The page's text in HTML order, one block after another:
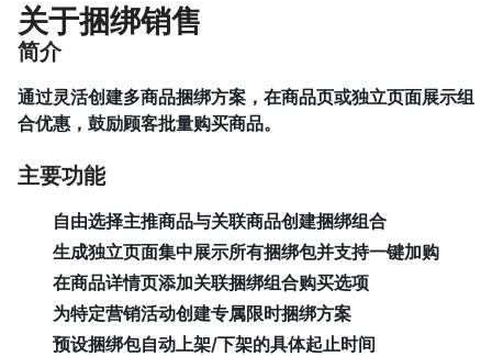
关于捆绑销售
简介
通过灵活创建多商品捆绑方案，在商品页或独立页面展示组
合优惠，鼓励顾客批量购买商品。
主要功能
自由选择主推商品与关联商品创建捆绑组合
生成独立页面集中展示所有捆绑包并支持一键加购
在商品详情页添加关联捆绑组合购买选项
为特定营销活动创建专属限时捆绑方案
预设捆绑包自动上架/下架的具体起止时间